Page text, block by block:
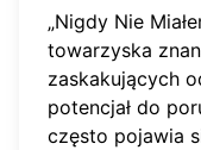
„Nigdy Nie
towarzyska
zaskakujących
potencjał do
często pojawia